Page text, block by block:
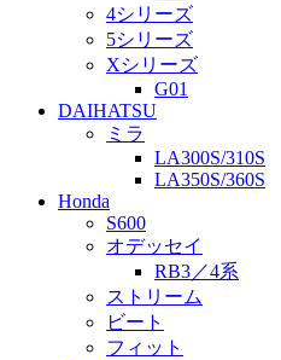
4シリーズ
5シリーズ
Xシリーズ
G01
DAIHATSU
ミラ
LA300S/310S
LA350S/360S
Honda
S600
オデッセイ
RB3／4系
ストリーム
ビート
フィット